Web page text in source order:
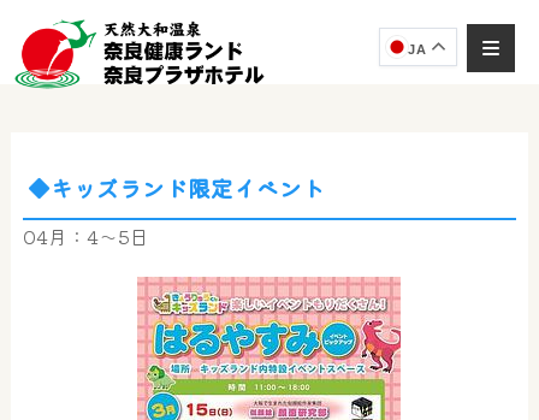
JA
◆キッズランド限定イベント
04月：4～5日AIコンシェルジュ
オンライン
奈良健康ランド AIコンシェルジュです。
ご質問をお伺いします。